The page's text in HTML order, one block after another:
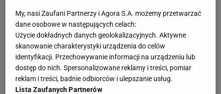
RELACJI]
Jakość energii elektrycznej w przemyśle - klucz
do niezawodności maszyn i urządzeń
MATERIAŁ PROMOCYJNY
Tak Chwalińska skomentowała swój występ w
Toronto
My, nasi Zaufani Partnerzy i Agora S.A. możemy przetwarzać
dane osobowe w następujących celach:
Użycie dokładnych danych geolokalizacyjnych. Aktywne
skanowanie charakterystyki urządzenia do celów
identyfikacji. Przechowywanie informacji na urządzeniu lub
dostęp do nich. Spersonalizowane reklamy i treści, pomiar
reklam i treści, badnie odbiorców i ulepszanie usług.
Lista Zaufanych Partnerów